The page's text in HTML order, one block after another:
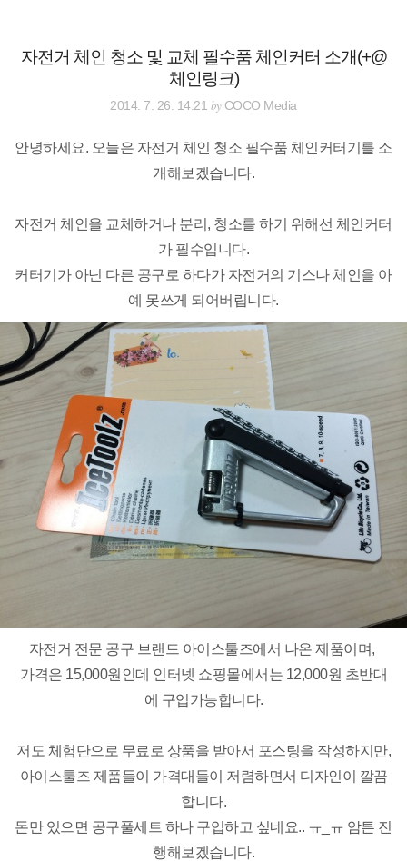
으
로자전거 체인 청소 및 교체 필수품 체인커터 소개(+@
체인링크)
2014. 7. 26. 14:21 byCOCO Media
안녕하세요. 오늘은 자전거 체인 청소 필수품 체인커터기를 소
개해보겠습니다.
자전거 체인을 교체하거나 분리, 청소를 하기 위해선 체인커터
가 필수입니다.
커터기가 아닌 다른 공구로 하다가 자전거의 기스나 체인을 아
예 못쓰게 되어버립니다.
자전거 전문 공구 브랜드 아이스툴즈에서 나온 제품이며,
가격은 15,000원인데 인터넷 쇼핑몰에서는 12,000원 초반대
에 구입가능합니다.
저도 체험단으로 무료로 상품을 받아서 포스팅을 작성하지만,
아이스툴즈 제품들이 가격대들이 저렴하면서 디자인이 깔끔
합니다.
돈만 있으면 공구풀세트 하나 구입하고 싶네요.. ㅠ_ㅠ 암튼 진
행해보겠습니다.
태그 글쓰기 관리홈